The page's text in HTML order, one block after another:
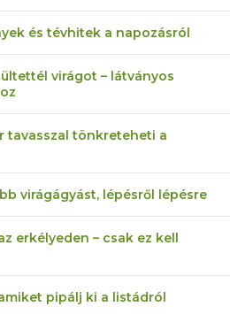
és tévhitek a napozásról
virágot – látványos
tavasszal tönkreteheti a
virágágyást, lépésről lépésre
erkélyeden – csak ez kell
pipálj ki a listádról